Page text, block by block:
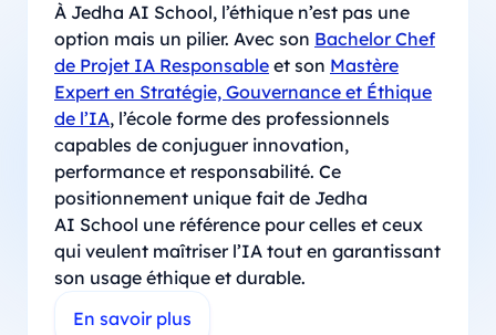
À Jedha AI School, l’éthique n’est pas une
option mais un pilier. Avec son Bachelor Chef
de Projet IA Responsable et son Mastère
Expert en Stratégie, Gouvernance et Éthique
de l’IA, l’école forme des professionnels
capables de conjuguer innovation,
performance et responsabilité. Ce
positionnement unique fait de Jedha
AI School une référence pour celles et ceux
qui veulent maîtriser l’IA tout en garantissant
son usage éthique et durable.
En savoir plus